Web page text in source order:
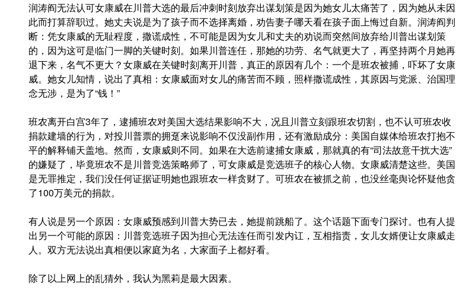
润涛阎无法认可女康威在川普大选的最后冲刺时刻放弃出谋划策是因为她女儿太痛苦了，因为她从未因
此而打算辞职过。她丈夫说是为了孩子而不选择离婚，劝告妻子哪天看在孩子面上悔过自新。润涛阎判
断：凭女康威的无耻程度，撒谎成性，不可能是因为女儿和丈夫的劝说而突然间放弃给川普出谋划策
的，因为这可是临门一脚的关键时刻。如果川普连任，那她的功劳、名气就更大了，再坚持两个月她再
退下来，名气不更大？女康威在关键时刻离开川普，真正的原因有几个：一个是班农被捕，吓坏了女康
威。她女儿知情，说出了真相：女康威面对女儿的痛苦而不顾，照样撒谎成性，其原因与党派、治国理
念无涉，是为了“钱！”
班农离开白宫3年了，逮捕班农对美国大选结果影响不大，况且川普立刻跟班农切割，也不认可班农收
捐款建墙的行为，对投川普票的拥趸来说影响不仅没副作用，还有激励成分：美国自媒体给班农打抱不
平的解释铺天盖地。然而，女康威则不同。如果在大选前逮捕女康威，那就真的有“司法故意干扰大选”
的嫌疑了，毕竟班农不是川普竞选策略师了，可女康威是竞选班子的核心人物。女康威清楚这些。美国
是无罪推定，我们没任何证据证明她也跟班农一样贪财了。可班农在被抓之前，也没丝毫舆论怀疑他贪
了100万美元的捐款。
有人说是另一个原因：女康威预感到川普大势已去，她提前跳船了。这个话题下面专门探讨。也有人提
出另一个可能的原因：川普竞选班子因为担心无法连任而引发内讧，互相指责，女儿女婿便让女康威走
人。双方无法说出真相便以家庭为名，大家面子上都好看。
除了以上网上的乱猜外，我认为黑莉是最大因素。